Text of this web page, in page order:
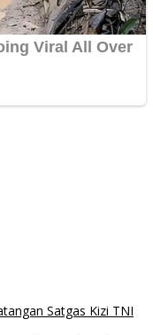
Satgas Kizi TNI